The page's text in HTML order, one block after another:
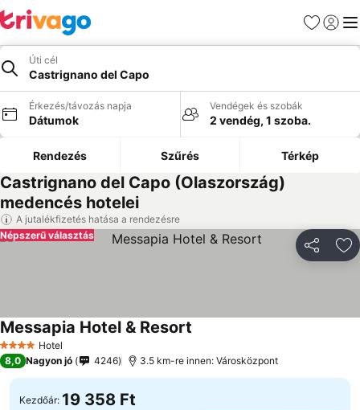
Kedvencek
Úti cél
Castrignano del Capo
Érkezés/távozás napja
Dátumok
Vendégek és szobák
2 vendég, 1 szoba.
Rendezés Szűrés Térkép
Castrignano del Capo (Olaszország)
medencés hotelei
A jutalékfizetés hatása a rendezésre
Népszerű választás
4 KategóriaHotel
Messapia Hotel & Resort
8,0 Nagyon jó 4246 3.5 km-re innen: Városközpont
Kezdőár: 19 358 Ft